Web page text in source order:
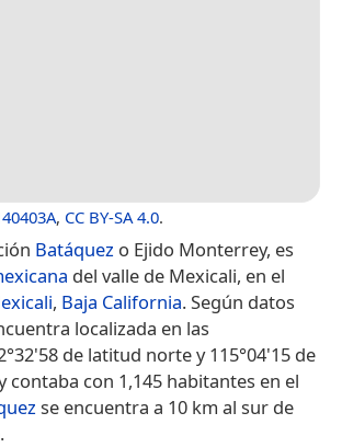
, CC BY-SA 4.0.
Batáquez o Ejido Monterrey, es
del valle de Mexicali, en el
, Baja California. Según datos
localizada en las
de latitud norte y 115°04'15 de
contaba con 1,145 habitantes en el
se encuentra a 10 km al sur de